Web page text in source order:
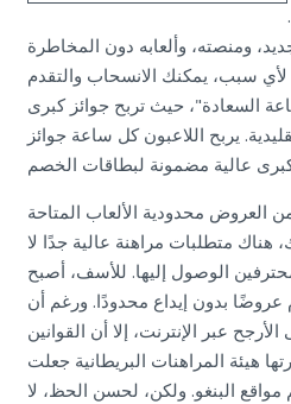
ومنصته، وألعابه دون المخاطرة
لأي سبب، يمكنك الانسحاب والتقدم
السعادة"، حيث تربح جوائز كبرى
يربح اللاعبون كل ساعة جوائز
العروض محدودية الألعاب المتاحة
هناك متطلبات مراهنة عالية جدًا لا
الوصول إليها. للأسف، أصبح
عروضًا بدون إيداع محدودًا. ورغم أن
عبر الإنترنت، إلا أن القوانين
هيئة المراهنات البريطانية جعلت
البنغو. ولكن، لحسن الحظ، لا